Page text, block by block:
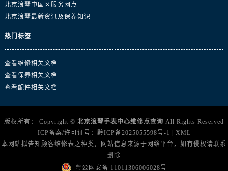
北京浪琴中国区服务网点
北京浪琴最新资讯及保养知识
热门标签
查看维修相关文档
查看保养相关文档
查看配件相关文档
版权所有： Copyright © 北京浪琴手表中心维修点查询 All Rights Reserved
ICP备案/许可证号： 黔ICP备2025055598号-1
XML
本网站拟告知顾客维修表之种类，网站信息来源于网络平台，如有侵权请联系
删除
粤公网安备 11011306006028号